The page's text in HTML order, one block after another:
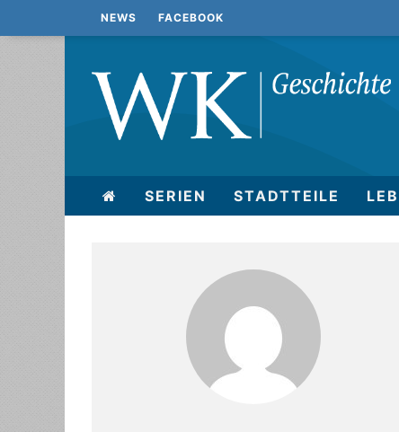
NEWS FACEBOOK
SERIEN STADTTEILE